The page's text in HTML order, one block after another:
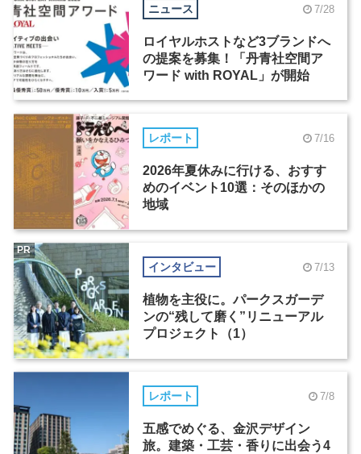
ニュース 7/28
ロイヤルホストなど3ブランドへ
の提案を募集！「丹青社空間ア
ワード with ROYAL」が開始
レポート 7/16
2026年夏休みに行ける、おすす
めのイベント10選：そのほかの
地域
インタビュー 7/13
植物を主役に。パークスガーデ
ンの“残して磨く”リニューアル
プロジェクト（1）
PR
レポート 7/8
五感でめぐる、金沢デザイン
旅。建築・工芸・香りに出会う4